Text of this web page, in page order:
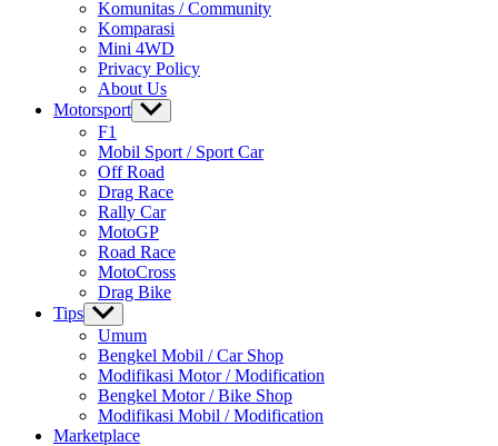
Komunitas / Community
Komparasi
Mini 4WD
Privacy Policy
About Us
Motorsport Show
sub
menu
F1
Mobil Sport / Sport Car
Off Road
Drag Race
Rally Car
MotoGP
Road Race
MotoCross
Drag Bike
Tips Show
sub
menu
Umum
Bengkel Mobil / Car Shop
Modifikasi Motor / Modification
Bengkel Motor / Bike Shop
Modifikasi Mobil / Modification
Marketplace